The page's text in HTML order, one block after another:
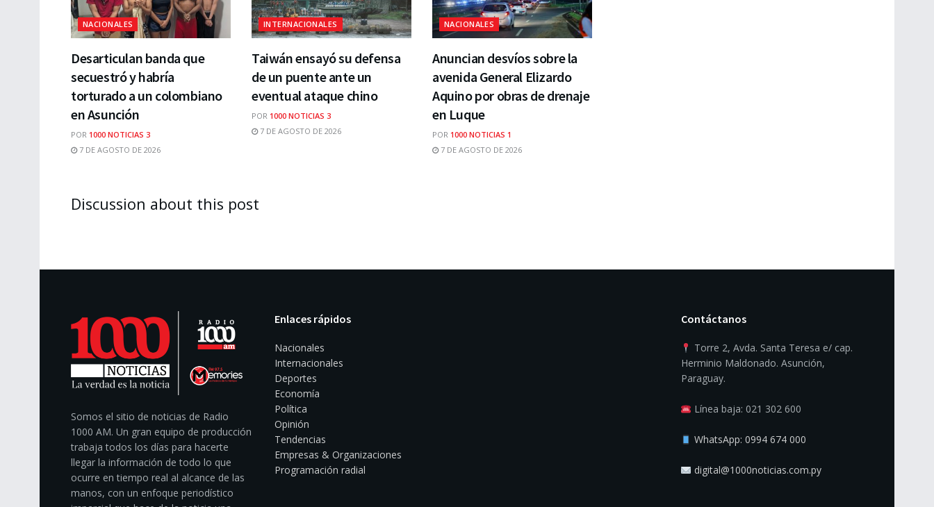
NACIONALES
Desarticulan banda que
secuestró y habría
torturado a un colombiano
en Asunción
POR 1000 NOTICIAS 3
7 DE AGOSTO DE 2026
INTERNACIONALES
Taiwán ensayó su defensa
de un puente ante un
eventual ataque chino
POR 1000 NOTICIAS 3
7 DE AGOSTO DE 2026
NACIONALES
Anuncian desvíos sobre la
avenida General Elizardo
Aquino por obras de drenaje
en Luque
POR 1000 NOTICIAS 1
7 DE AGOSTO DE 2026
Discussion about this post
Somos el sitio de noticias de Radio
1000 AM. Un gran equipo de producción
trabaja todos los días para hacerte
llegar la información de todo lo que
ocurre en tiempo real al alcance de las
manos, con un enfoque periodístico
Enlaces rápidos
Nacionales
Internacionales
Deportes
Economía
Política
Opinión
Tendencias
Empresas & Organizaciones
Programación radial
Contáctanos
Torre 2, Avda. Santa Teresa e/ cap.
Herminio Maldonado. Asunción,
Paraguay.
Línea baja: 021 302 600
WhatsApp: 0994 674 000
digital@1000noticias.com.py